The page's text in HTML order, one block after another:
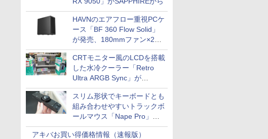
HAVNのエアフロー重視PCケ
ース「BF 360 Flow Solid」
が発売、180mmファン×2搭
載
CRTモニター風のLCDを搭載
した水冷クーラー「Retro
Ultra ARGB Sync」が
Thermaltakeから
スリム形状でキーボードとも
組み合わせやすいトラックボ
ールマウス「Nape Pro」が
Keychronから
アキバお買い得価格情報（速報版）